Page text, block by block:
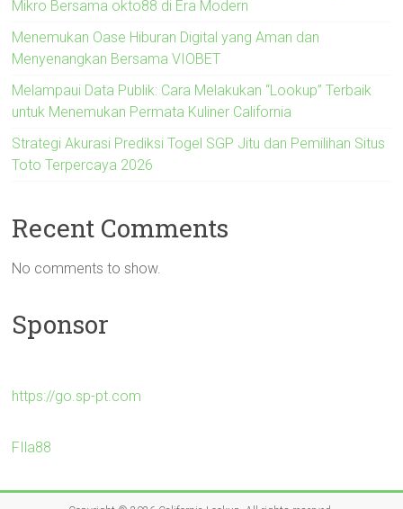
Mikro Bersama okto88 di Era Modern
Menemukan Oase Hiburan Digital yang Aman dan
Menyenangkan Bersama VIOBET
Melampaui Data Publik: Cara Melakukan “Lookup” Terbaik
untuk Menemukan Permata Kuliner California
Strategi Akurasi Prediksi Togel SGP Jitu dan Pemilihan Situs
Toto Terpercaya 2026
Recent Comments
No comments to show.
Sponsor
https://go.sp-pt.com
FIla88